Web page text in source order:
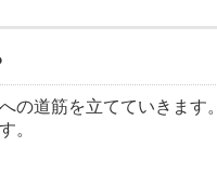
の道筋を立てていきます。
。